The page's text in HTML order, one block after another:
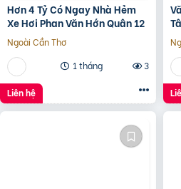
Hơn 4 Tỷ Có Ngay Nhà Hẻm
Xe Hơi Phan Văn Hớn Quân 12
Ngoài Cần Thơ
1 tháng
3
Liên hệ
Tỷ